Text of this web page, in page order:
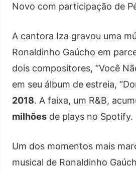
Novo com participação de
A cantora Iza gravou uma
Ronaldinho Gaúcho em
dois compositores, “Você
em seu álbum de estreia,
2018. A faixa, um R&B,
milhões de plays no Spotify.
Um dos momentos mais
musical de Ronaldinho